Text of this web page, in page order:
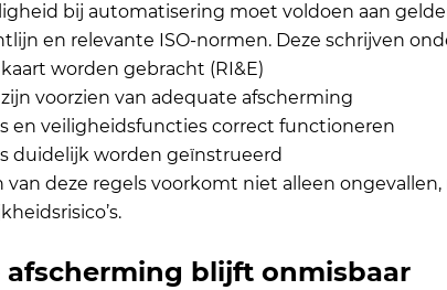
bij automatisering moet voldoen aan
en relevante ISO-normen. Deze schrijven
kaart worden gebracht (RI&E)
voorzien van adequate afscherming
en veiligheidsfuncties correct functioneren
duidelijk worden geïnstrueerd
van deze regels voorkomt niet alleen
afscherming blijft onmisbaar